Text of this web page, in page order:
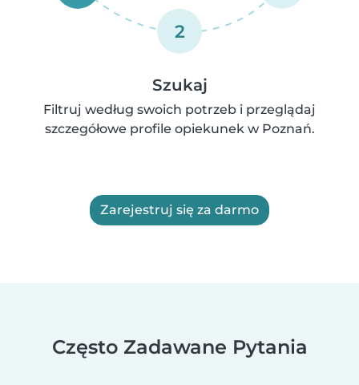
2
Szukaj
Filtruj według swoich potrzeb i przeglądaj
szczegółowe profile opiekunek w Poznań.
Zarejestruj się za darmo
Często Zadawane Pytania